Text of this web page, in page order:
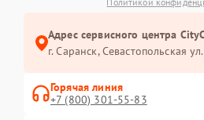
Адрес сервисного центра
г. Саранск, Севастопольская
Горячая линия
+7 (800) 301-55-83